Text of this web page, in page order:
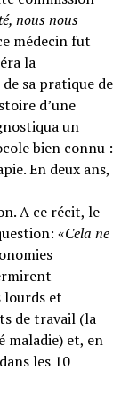
nous nous
médecin fut
la
sa pratique de
d’une
un
bien connu :
En deux ans,
A ce récit, le
«Cela ne
lourds et
de travail (la
maladie) et, en
les 10